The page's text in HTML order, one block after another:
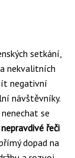
setkání,
nekvalitních
negativní
návštěvníky.
se
řeči
dopad na